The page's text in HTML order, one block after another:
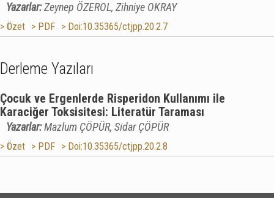
Yazarlar:Zeynep ÖZEROL, Zihniye OKRAY
> Özet > PDF > Doi:10.35365/ctjpp.20.2.7
Derleme Yazıları
Çocuk ve Ergenlerde Risperidon Kullanımı ile
Karaciğer Toksisitesi: Literatür Taraması
Yazarlar:Mazlum ÇÖPÜR, Sidar ÇÖPÜR
> Özet > PDF > Doi:10.35365/ctjpp.20.2.8